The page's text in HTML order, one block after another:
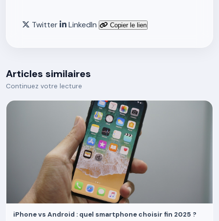
Twitter LinkedIn Copier le lien
Articles similaires
Continuez votre lecture
iPhone vs Android : quel smartphone choisir fin 2025 ?